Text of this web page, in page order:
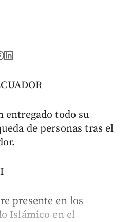
entregado todo su
de personas tras el
presente en los
Islámico en el